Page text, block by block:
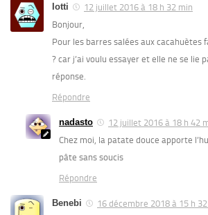
Iotti
12 juillet 2016 à 18 h 32 min
Bonjour,
Pour les barres salées aux cacahuètes
? car j’ai voulu essayer et elle ne se lie
réponse.
Répondre
nadasto
12 juillet 2016 à 18 h 42
Chez moi, la patate douce apporte
pâte sans soucis
Répondre
Benebi
16 décembre 2018 à 15 h